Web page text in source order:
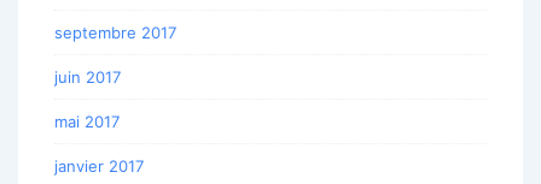
septembre 2017
juin 2017
mai 2017
janvier 2017